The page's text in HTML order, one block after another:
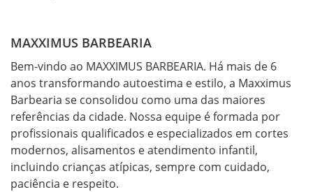
MAXXIMUS BARBEARIA
Bem-vindo ao MAXXIMUS BARBEARIA. Há mais de 6
anos transformando autoestima e estilo, a Maxximus
Barbearia se consolidou como uma das maiores
referências da cidade. Nossa equipe é formada por
profissionais qualificados e especializados em cortes
modernos, alisamentos e atendimento infantil,
incluindo crianças atípicas, sempre com cuidado,
paciência e respeito.